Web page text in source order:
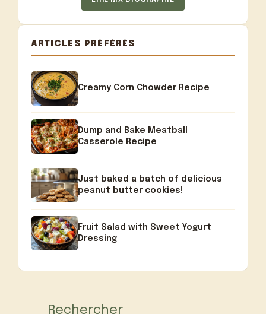
ARTICLES PRÉFÉRÉS
Creamy Corn Chowder Recipe
Dump and Bake Meatball
Casserole Recipe
Just baked a batch of delicious
peanut butter cookies!
Fruit Salad with Sweet Yogurt
Dressing
Rechercher